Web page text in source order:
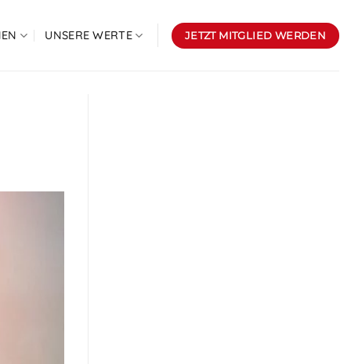
UNSERE WERTE JETZT MITGLIED WERDEN